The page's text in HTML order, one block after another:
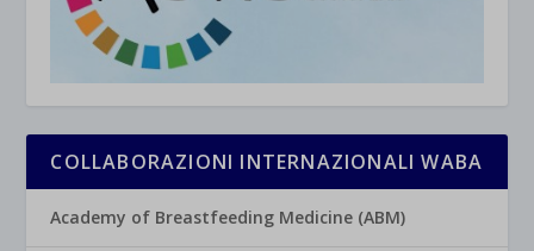
COLLABORAZIONI INTERNAZIONALI WABA
Academy of Breastfeeding Medicine (ABM)